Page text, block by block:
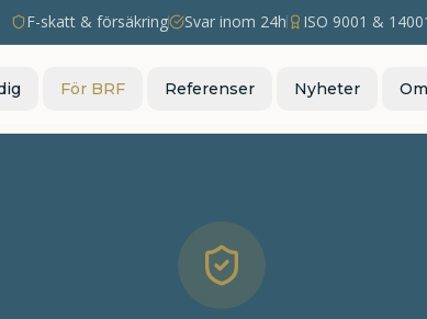
F-skatt & försäkring Svar inom 24h ISO 9001 &
För BRF Referenser Nyheter